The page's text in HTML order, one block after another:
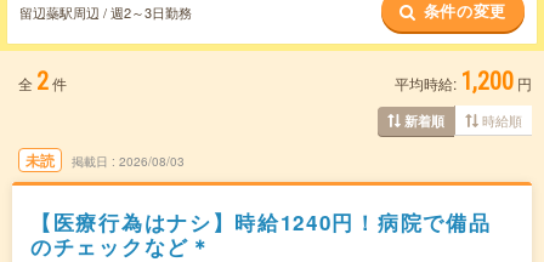
留辺蘂駅周辺 / 週2～3日勤務 条件の変更
全 2件 平均時給: 1,200 円
新着順 時給順
未読 掲載日 2026/08/03
【医療行為はナシ】時給1240円！病院で備品
のチェックなど＊